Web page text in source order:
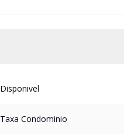
Disponivel
Taxa Condominio